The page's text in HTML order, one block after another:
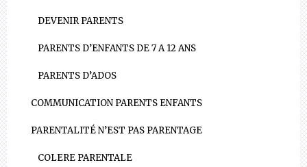
DEVENIR PARENTS
PARENTS D’ENFANTS DE 7 A 12 ANS
PARENTS D’ADOS
COMMUNICATION PARENTS ENFANTS
PARENTALITÉ N’EST PAS PARENTAGE
COLERE PARENTALE